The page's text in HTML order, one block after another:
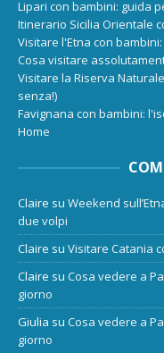
Lipari con bambini: guida
Itinerario Sicilia Orientale
Visitare l'Etna con
Cosa visitare
Visitare la Riserva
senza!)
Favignana con bambini:
Home
Claire su Weekend
due volpi
Claire su Visitare Catania
Claire su Cosa vedere a
giorno
Giulia su Cosa vedere a
giorno